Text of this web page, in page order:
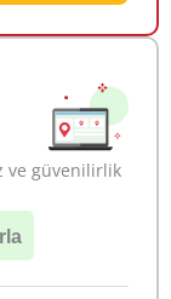
ve güvenilirlik